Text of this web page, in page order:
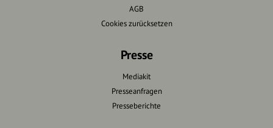
AGB
Cookies zurücksetzen
Presse
Mediakit
Presseanfragen
Presseberichte